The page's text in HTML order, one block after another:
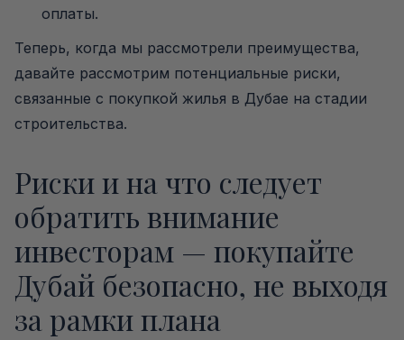
оплаты.
Теперь, когда мы рассмотрели преимущества,
давайте рассмотрим потенциальные риски,
связанные с покупкой жилья в Дубае на стадии
строительства.
Риски и на что следует
обратить внимание
инвесторам — покупайте
Дубай безопасно, не выходя
за рамки плана